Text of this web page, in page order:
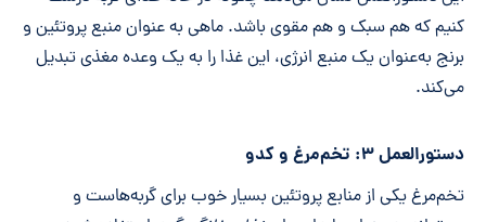
کنیم که هم سبک و هم مقوی باشد. ماهی به عنوان منبع پروتئین و
برنج به‌عنوان یک منبع انرژی، این غذا را به یک وعده مغذی تبدیل
می‌کند.
دستورالعمل ۳: تخم‌مرغ و کدو
تخم‌مرغ یکی از منابع پروتئین بسیار خوب برای گربه‌هاست و